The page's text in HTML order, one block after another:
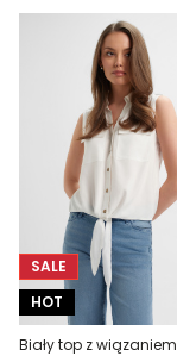
SALE
HOT
Biały top z wiązaniem